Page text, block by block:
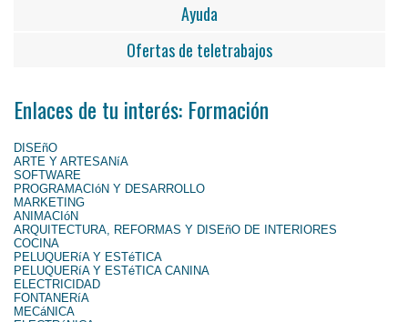
Ayuda
Ofertas de teletrabajos
Enlaces de tu interés: Formación
DISEñO
ARTE Y ARTESANíA
SOFTWARE
PROGRAMACIóN Y DESARROLLO
MARKETING
ANIMACIóN
ARQUITECTURA, REFORMAS Y DISEñO DE INTERIORES
COCINA
PELUQUERíA Y ESTéTICA
PELUQUERíA Y ESTéTICA CANINA
ELECTRICIDAD
FONTANERíA
MECáNICA